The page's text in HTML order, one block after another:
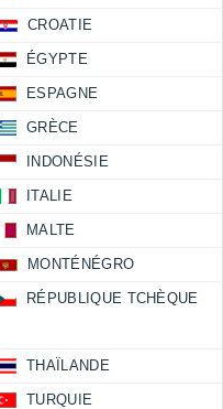
CROATIE
ÉGYPTE
ESPAGNE
GRÈCE
INDONÉSIE
ITALIE
MALTE
MONTÉNÉGRO
RÉPUBLIQUE TCHÈQUE
THAÏLANDE
TURQUIE